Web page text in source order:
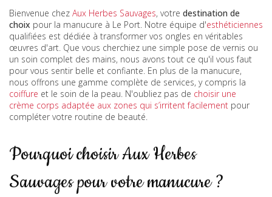
Bienvenue chez Aux Herbes Sauvages, votre destination de
choix pour la manucure à Le Port. Notre équipe d'esthéticiennes
qualifiées est dédiée à transformer vos ongles en véritables
œuvres d'art. Que vous cherchiez une simple pose de vernis ou
un soin complet des mains, nous avons tout ce qu'il vous faut
pour vous sentir belle et confiante. En plus de la manucure,
nous offrons une gamme complète de services, y compris la
coiffure et le soin de la peau. N'oubliez pas de choisir une
crème corps adaptée aux zones qui s’irritent facilement pour
compléter votre routine de beauté.
Pourquoi choisir Aux Herbes
Sauvages pour votre manucure ?